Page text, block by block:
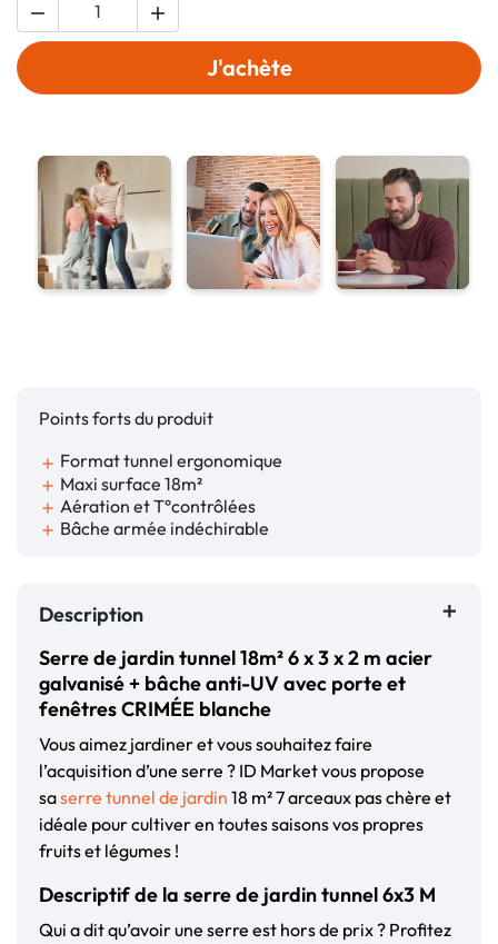
 
J'achète
Points forts du produit
add Format tunnel ergonomique
add Maxi surface 18m²
add Aération et T°contrôlées
add Bâche armée indéchirable
Description
Serre de jardin tunnel 18m² 6 x 3 x 2 m acier
galvanisé + bâche anti-UV avec porte et
fenêtres CRIMÉE blanche
Vous aimez jardiner et vous souhaitez faire
l’acquisition d’une serre ? ID Market vous propose
saserre tunnel de jardin 18 m² 7 arceaux pas chère et
idéale pour cultiver en toutes saisons vos propres
fruits et légumes !
Descriptif de la serre de jardin tunnel 6x3 M
Qui a dit qu’avoir une serre est hors de prix ? Profitez